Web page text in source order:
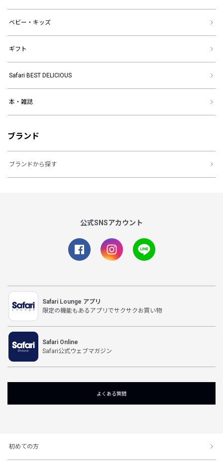
ベビー・キッズ
ギフト
Safari BEST DELICIOUS
本・雑誌
ブランド
ブランドから探す
公式SNSアカウント
Safari Lounge アプリ
限定の機能もあるアプリでサクサクお買い物
Safari Online
Safari公式ウェブマガジン
よくある質問
初めての方